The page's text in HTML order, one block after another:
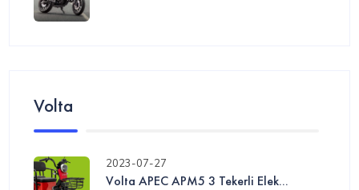
Volta
2023-07-27
Volta APEC APM5 3 Tekerli Elek...